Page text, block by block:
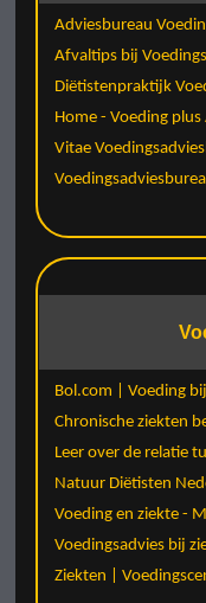
Adviesbureau
Afvaltips bij
Diëtistenpraktijk
Home - Voeding plus
Vitae
Bol.com | Voeding
Chronische ziekten
Leer over de relatie
Natuur Diëtisten
Voeding en ziekte -
Voedingsadvies bij
Ziekten |